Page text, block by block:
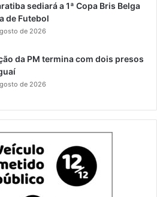
sediará a 1ª Copa Bris Belga
de Futebol
de 2026
da PM termina com dois presos
de 2026